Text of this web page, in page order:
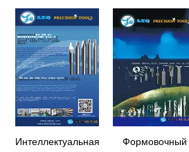
Интеллектуальная
Формовочный